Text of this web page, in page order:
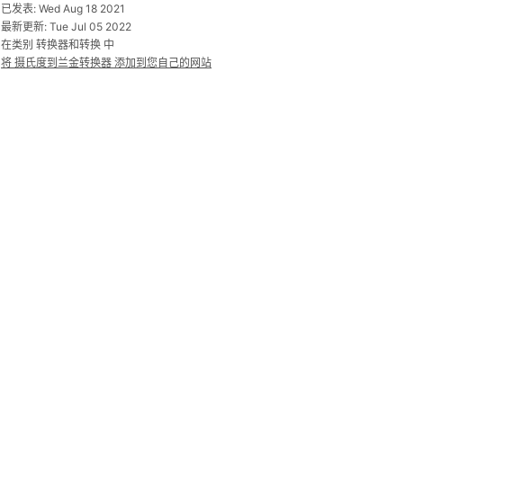
已发表: Wed Aug 18 2021
最新更新: Tue Jul 05 2022
在类别 转换器和转换 中
将 摄氏度到兰金转换器 添加到您自己的网站